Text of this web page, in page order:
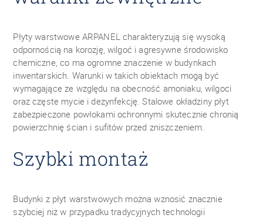
Płyty warstwowe ARPANEL charakteryzują się wysoką
odpornością na korozję, wilgoć i agresywne środowisko
chemiczne, co ma ogromne znaczenie w budynkach
inwentarskich. Warunki w takich obiektach mogą być
wymagające ze względu na obecność amoniaku, wilgoci
oraz częste mycie i dezynfekcję. Stalowe okładziny płyt
zabezpieczone powłokami ochronnymi skutecznie chronią
powierzchnię ścian i sufitów przed zniszczeniem.
Szybki montaż
Budynki z płyt warstwowych można wznosić znacznie
szybciej niż w przypadku tradycyjnych technologii